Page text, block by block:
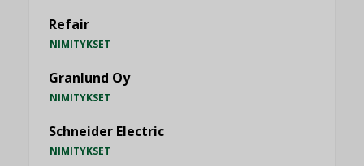
Refair
NIMITYKSET
Granlund Oy
NIMITYKSET
Schneider Electric
NIMITYKSET